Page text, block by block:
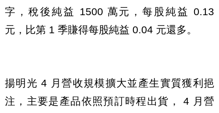
字，稅後純益 1500 萬元，每股純益 0.13
元，比第 1 季賺得每股純益 0.04 元還多。
揚明光 4 月營收規模擴大並產生實質獲利挹
注，主要是產品依照預訂時程出貨， 4 月營